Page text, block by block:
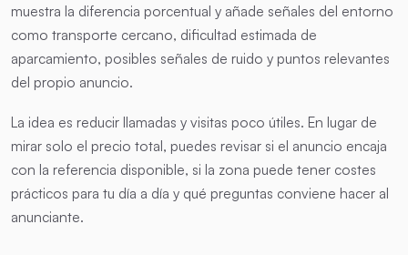
muestra la diferencia porcentual y añade señales del entorno
como transporte cercano, dificultad estimada de
aparcamiento, posibles señales de ruido y puntos relevantes
del propio anuncio.
La idea es reducir llamadas y visitas poco útiles. En lugar de
mirar solo el precio total, puedes revisar si el anuncio encaja
con la referencia disponible, si la zona puede tener costes
prácticos para tu día a día y qué preguntas conviene hacer al
anunciante.